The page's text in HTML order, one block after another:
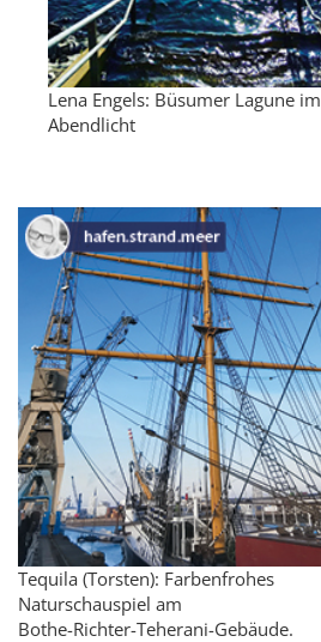
Lena Engels: Büsumer Lagune im
Abendlicht
Tequila (Torsten): Farbenfrohes
Naturschauspiel am
Bothe-Richter-Teherani-Gebäude.